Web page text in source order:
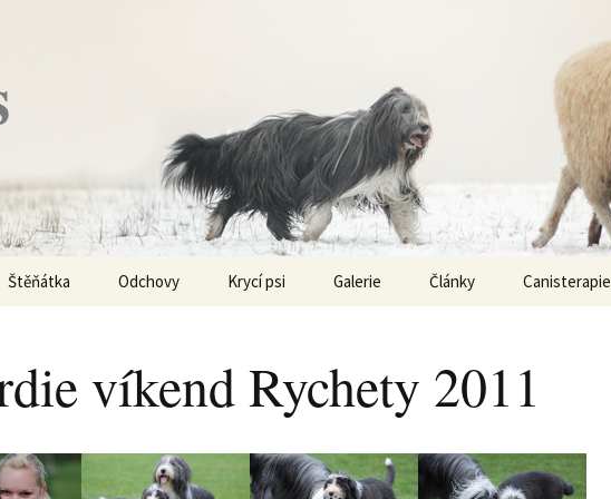
Štěňátka Odchovy
Vrh „O“
Vrh „M“
Krycí psi
Nivellen
Kaer Morhen
Galerie
Výstavy
Ostatní
Články
Co je to vlastně COI?
Barvy u Bearded Collií
Canisterapie
víkend Rychety 2011